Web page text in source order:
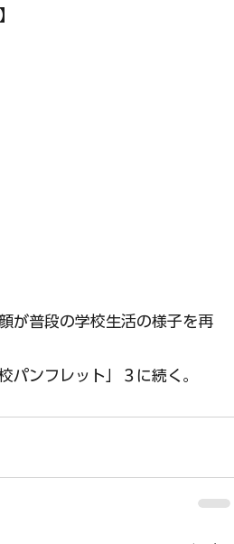
が普段の学校生活の様子を再
パンフレット」３に続く。